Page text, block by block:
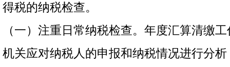
得税的纳税检查。
（一）注重日常纳税检查。年度汇算清缴
机关应对纳税人的申报和纳税情况进行分